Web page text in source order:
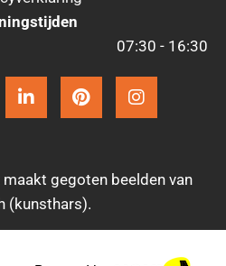
07:30 - 16:30
gegoten beelden van
(kunsthars).